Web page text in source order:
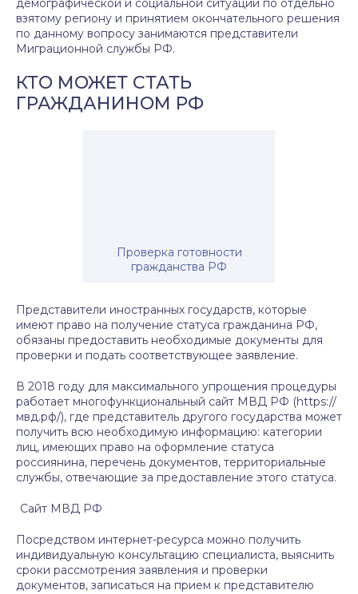
демографической и социальной ситуации по отдельно
взятому региону и принятием окончательного решения
по данному вопросу занимаются представители
Миграционной службы РФ.
КТО МОЖЕТ СТАТЬ
ГРАЖДАНИНОМ РФ
Проверка готовности
гражданства РФ
Представители иностранных государств, которые
имеют право на получение статуса гражданина РФ,
обязаны предоставить необходимые документы для
проверки и подать соответствующее заявление.
В 2018 году для максимального упрощения процедуры
работает многофункциональный сайт МВД РФ (https://
мвд.рф/), где представитель другого государства может
получить всю необходимую информацию: категории
лиц, имеющих право на оформление статуса
россиянина, перечень документов, территориальные
службы, отвечающие за предоставление этого статуса.
Сайт МВД РФ
Посредством интернет-ресурса можно получить
индивидуальную консультацию специалиста, выяснить
сроки рассмотрения заявления и проверки
документов, записаться на прием к представителю